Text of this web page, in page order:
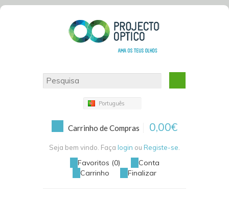
Português
Carrinho de Compras 0,00€
Seja bem vindo. Faça login ou Registe-se
Favoritos (0)
Conta
Carrinho
Finalizar